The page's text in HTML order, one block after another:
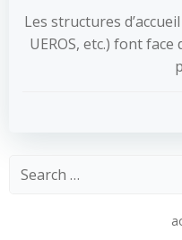
Les structures
UEROS, etc.) font
Search